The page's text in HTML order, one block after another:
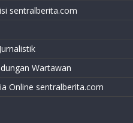
sentralberita.com
Wartawan
Online sentralberita.com